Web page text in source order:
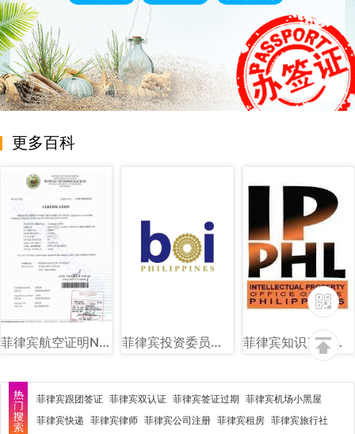
更多百科
菲律宾航空证明NTSP图片样式讲解 菲律宾投资委员会（BOI）图文讲解 菲律宾知识产权局（IPOPHL）图文讲解
菲律宾跟团签证 菲律宾双认证 菲律宾签证过期 菲律宾机场小黑屋
菲律宾快递 菲律宾律师 菲律宾公司注册 菲律宾租房 菲律宾旅行社